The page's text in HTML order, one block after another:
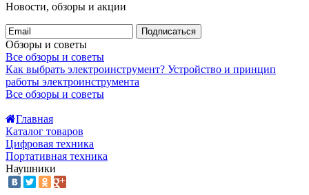
Новости, обзоры и акции
Подписаться
Обзоры и советы
Все обзоры и советы
Как выбрать электроинструмент? Устройство и принцип
работы электроинструмента
Все обзоры и советы
Главная
Каталог товаров
Цифровая техника
Портативная техника
Наушники